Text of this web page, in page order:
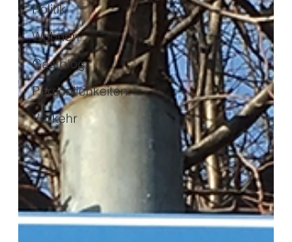
Politik
Wohnen
Gastblog
Persönlichkeiten
Verkehr